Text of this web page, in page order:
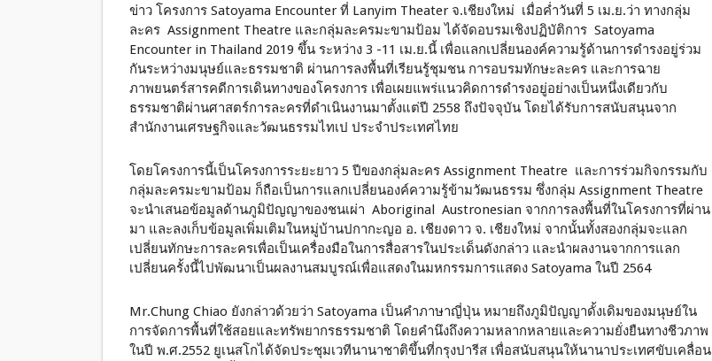
ข่าว โครงการ Satoyama Encounter ที่ Lanyim Theater จ.เชียงใหม่ เมื่อค่ำวันที่ 5 เม.ย.ว่า ทางกลุ่ม
ละคร Assignment Theatre และกลุ่มละครมะขามป้อม ได้จัดอบรมเชิงปฏิบัติการ Satoyama
Encounter in Thailand 2019 ขึ้น ระหว่าง 3 -11 เม.ย.นี้ เพื่อแลกเปลี่ยนองค์ความรู้ด้านการดำรงอยู่ร่วม
กันระหว่างมนุษย์และธรรมชาติ ผ่านการลงพื้นที่เรียนรู้ชุมชน การอบรมทักษะละคร และการฉาย
ภาพยนตร์สารคดีการเดินทางของโครงการ เพื่อเผยแพร่แนวคิดการดำรงอยู่อย่างเป็นหนึ่งเดียวกับ
ธรรมชาติผ่านศาสตร์การละครที่ดำเนินงานมาตั้งแต่ปี 2558 ถึงปัจจุบัน โดยได้รับการสนับสนุนจาก
สำนักงานเศรษฐกิจและวัฒนธรรมไทเป ประจำประเทศไทย
โดยโครงการนี้เป็นโครงการระยะยาว 5 ปีของกลุ่มละคร Assignment Theatre และการร่วมกิจกรรมกับ
กลุ่มละครมะขามป้อม ก็ถือเป็นการแลกเปลี่ยนองค์ความรู้ข้ามวัฒนธรรม ซึ่งกลุ่ม Assignment Theatre
จะนำเสนอข้อมูลด้านภูมิปัญญาของชนเผ่า Aboriginal Austronesian จากการลงพื้นที่ในโครงการที่ผ่าน
มา และลงเก็บข้อมูลเพิ่มเติมในหมู่บ้านปกากะญอ อ. เชียงดาว จ. เชียงใหม่ จากนั้นทั้งสองกลุ่มจะแลก
เปลี่ยนทักษะการละครเพื่อเป็นเครื่องมือในการสื่อสารในประเด็นดังกล่าว และนำผลงานจากการแลก
เปลี่ยนครั้งนี้ไปพัฒนาเป็นผลงานสมบูรณ์เพื่อแสดงในมหกรรมการแสดง Satoyama ในปี 2564
Mr.Chung Chiao ยังกล่าวด้วยว่า Satoyama เป็นคำภาษาญี่ปุ่น หมายถึงภูมิปัญญาดั้งเดิมของมนุษย์ใน
การจัดการพื้นที่ใช้สอยและทรัพยากรธรรมชาติ โดยคำนึงถึงความหลากหลายและความยั่งยืนทางชีวภาพ
ในปี พ.ศ.2552 ยูเนสโกได้จัดประชุมเวทีนานาชาติขึ้นที่กรุงปารีส เพื่อสนับสนุนให้นานาประเทศขับเคลื่อน